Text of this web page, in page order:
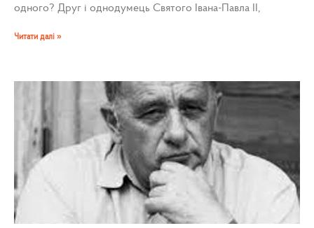
одного? Друг і однодумець Святого Івана-Павла II,
Читати далі »